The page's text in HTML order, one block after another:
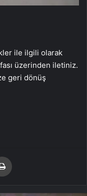
ile ilgili olarak
üzerinden iletiniz.
geri dönüş